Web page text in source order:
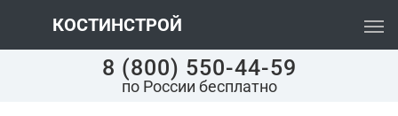
КОСТИНСТРОЙ
8 (800) 550-44-59
по России бесплатно